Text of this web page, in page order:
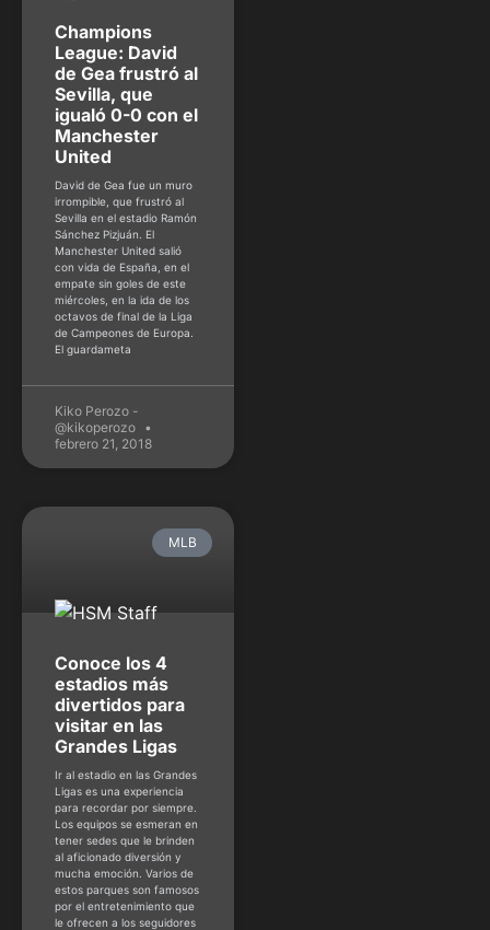
Champions
League: David
de Gea frustró al
Sevilla, que
igualó 0-0 con el
Manchester
United
David de Gea fue un muro
irrompible, que frustró al
Sevilla en el estadio Ramón
Sánchez Pizjuán. El
Manchester United salió
con vida de España, en el
empate sin goles de este
miércoles, en la ida de los
octavos de final de la Liga
de Campeones de Europa.
El guardameta
Kiko Perozo -
@kikoperozo
febrero 21, 2018
MLB
Conoce los 4
estadios más
divertidos para
visitar en las
Grandes Ligas
Ir al estadio en las Grandes
Ligas es una experiencia
para recordar por siempre.
Los equipos se esmeran en
tener sedes que le brinden
al aficionado diversión y
mucha emoción. Varios de
estos parques son famosos
por el entretenimiento que
le ofrecen a los seguidores